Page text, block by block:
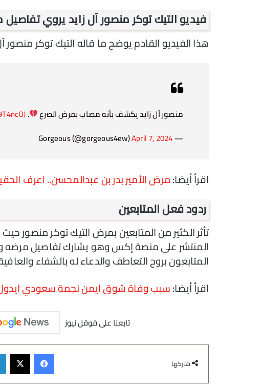
فيديو التيك توكر منصور آل زايد يروي تفاصيل
هذا الفيديو القادم يوضح ما قاله التيك توكر
منصور آل زايد يكشف بأنه مصاب بمرض الصرع .
— Gorgeous (@gorgeous4ew)
April 7, 2024
اقرأ أيضا:مرض الأمير بدر بن عبدالمحسن.. اعرف
ردود فعل المتابعين
تأثر الكثير من المتابعين بمرض التيك توكر منصور
المنتشر على منصة إكس وهو يشارك تفاصيل مرضه
المتابعون بروح التعاطف والدعاء له بالشفاء
اقرأ أيضا:سبب وفاة شوق ايمن نجمة سعودي
تابعنا على قوقل نيوز
شاركها
فيسبوك ‫X